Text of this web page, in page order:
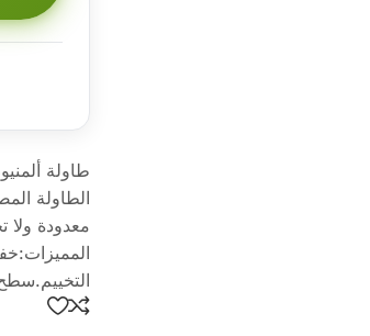
طاولة
الطاولة
معدودة ولا
التخييم.سطح